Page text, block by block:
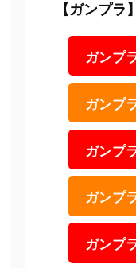
【ガンプラ
ガンプ
ガンプ
ガンプ
ガンプ
ガンプ